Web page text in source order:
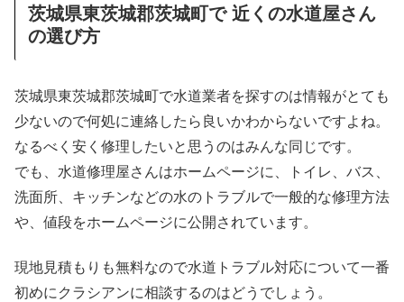
茨城県東茨城郡茨城町で 近くの水道屋さん
の選び方
茨城県東茨城郡茨城町で水道業者を探すのは情報がとても
少ないので何処に連絡したら良いかわからないですよね。
なるべく安く修理したいと思うのはみんな同じです。
でも、水道修理屋さんはホームページに、トイレ、バス、
洗面所、キッチンなどの水のトラブルで一般的な修理方法
や、値段をホームページに公開されています。
現地見積もりも無料なので水道トラブル対応について一番
初めにクラシアンに相談するのはどうでしょう。